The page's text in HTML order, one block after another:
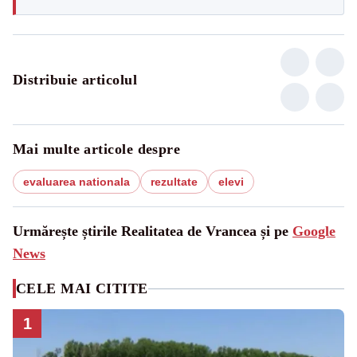
Distribuie articolul
Mai multe articole despre
evaluarea nationala rezultate elevi
Urmărește știrile Realitatea de Vrancea și pe Google
News
CELE MAI CITITE
1